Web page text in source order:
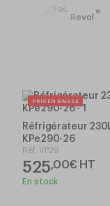
Revol 17
PRIX EN BAISSE
Réfrigérateur
KPe290-26
Réf. VP29
525,00€ HT
En stock